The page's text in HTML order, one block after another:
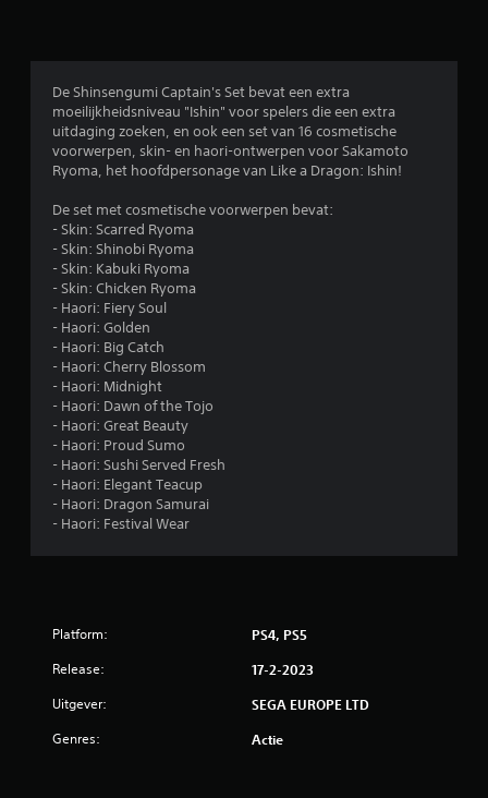
g
e
De Shinsengumi Captain's Set bevat een extra
moeilijkheidsniveau "Ishin" voor spelers die een extra
uitdaging zoeken, en ook een set van 16 cosmetische
voorwerpen, skin- en haori-ontwerpen voor Sakamoto
Ryoma, het hoofdpersonage van Like a Dragon: Ishin!
De set met cosmetische voorwerpen bevat:
- Skin: Scarred Ryoma
- Skin: Shinobi Ryoma
- Skin: Kabuki Ryoma
- Skin: Chicken Ryoma
- Haori: Fiery Soul
- Haori: Golden
- Haori: Big Catch
- Haori: Cherry Blossom
- Haori: Midnight
- Haori: Dawn of the Tojo
- Haori: Great Beauty
- Haori: Proud Sumo
- Haori: Sushi Served Fresh
- Haori: Elegant Teacup
- Haori: Dragon Samurai
- Haori: Festival Wear
Platform: PS4, PS5
Release: 17-2-2023
Uitgever: SEGA EUROPE LTD
Genres: Actie